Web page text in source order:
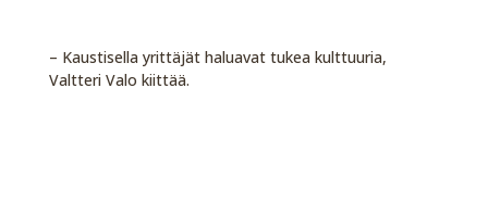
– Kaustisella yrittäjät haluavat tukea kulttuuria,
Valtteri Valo kiittää.